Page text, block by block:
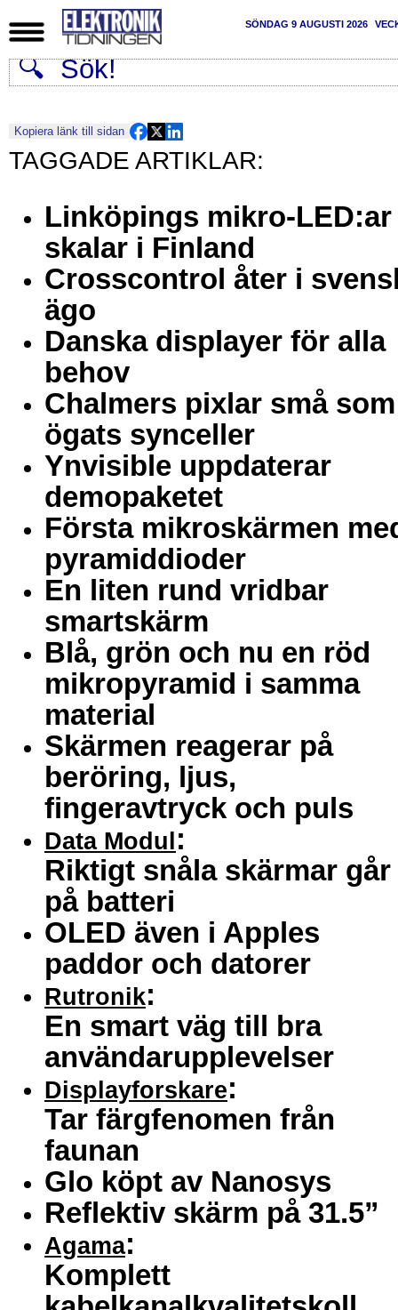
SÖNDAG 9 AUGUSTI 2026
Kopiera länk till sidan
Linköpings mikro-LED:ar
skalar i Finland
Crosscontrol åter i
ägo
Danska displayer för alla
behov
Chalmers pixlar små som
ögats synceller
Ynvisible uppdaterar
demopaketet
Första mikroskärmen
pyramiddioder
En liten rund vridbar
smartskärm
Blå, grön och nu en röd
mikropyramid i samma
material
Skärmen reagerar på
beröring, ljus,
fingeravtryck och puls
Data Modul:
Riktigt snåla skärmar går
på batteri
OLED även i Apples
paddor och datorer
Rutronik:
En smart väg till bra
användarupplevelser
Displayforskare:
Tar färgfenomen från
faunan
Glo köpt av Nanosys
Reflektiv skärm på 31.5”
Agama:
Komplett